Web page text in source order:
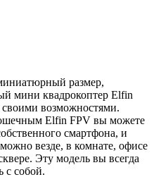
размер,
мини квадрокоптер Elfin
своими возможностями.
Elfin FPV вы можете
смартфона, и
можно везде, в комнате, офисе
Эту модель вы всегда
с собой.